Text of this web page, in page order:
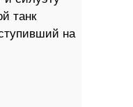
танк
на